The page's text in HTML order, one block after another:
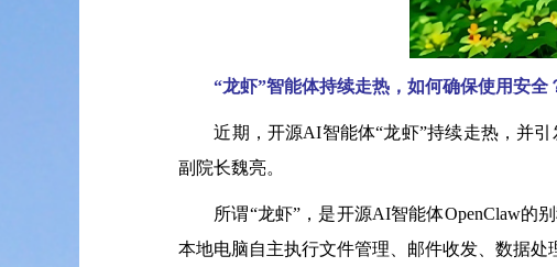
“龙虾”智能体持续走热，如何确保使用安全
近期，开源AI智能体“龙虾”持续走热，并引
副院长魏亮。
所谓“龙虾”，是开源AI智能体OpenClaw的别
本地电脑自主执行文件管理、邮件收发、数据处